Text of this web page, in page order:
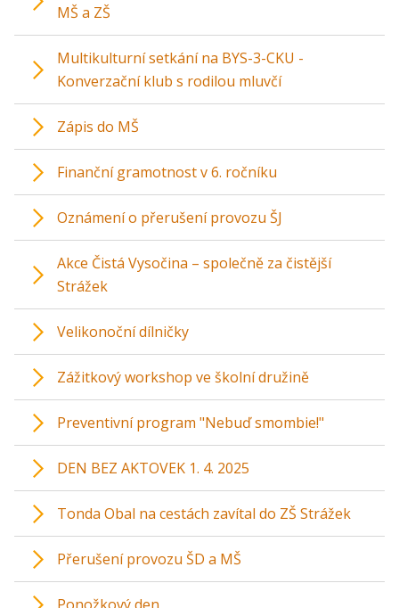
MŠ a ZŠ
Multikulturní setkání na BYS-3-CKU -
Konverzační klub s rodilou mluvčí
Zápis do MŠ
Finanční gramotnost v 6. ročníku
Oznámení o přerušení provozu ŠJ
Akce Čistá Vysočina – společně za čistější
Strážek
Velikonoční dílničky
Zážitkový workshop ve školní družině
Preventivní program "Nebuď smombie!"
DEN BEZ AKTOVEK 1. 4. 2025
Tonda Obal na cestách zavítal do ZŠ Strážek
Přerušení provozu ŠD a MŠ